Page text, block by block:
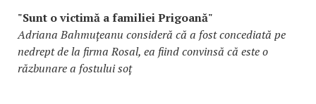
"Sunt o victimă a familiei Prigoană"
Adriana Bahmuțeanu consideră că a fost concediată pe
nedrept de la firma Rosal, ea fiind convinsă că este o
răzbunare a fostului soț